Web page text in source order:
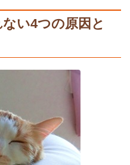
い4つの原因と